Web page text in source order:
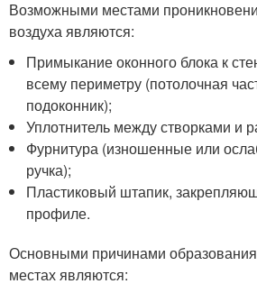
Возможными местами
воздуха являются:
Примыкание оконного блока к
всему периметру (потолочная
подоконник);
Уплотнитель между створками и
Фурнитура (изношенные или
ручка);
Пластиковый штапик,
профиле.
Основными причинами
местах являются: